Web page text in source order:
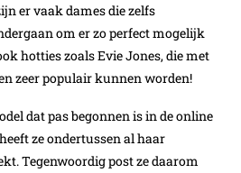
er vaak dames die zelfs
om er zo perfect mogelijk
hotties zoals Evie Jones, die met
zeer populair kunnen worden!
dat pas begonnen is in de online
ze ondertussen al haar
Tegenwoordig post ze daarom